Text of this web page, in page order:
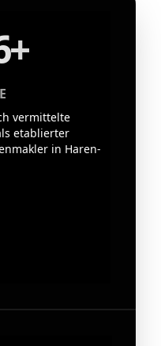
vermittelte
etablierter
in Haren-